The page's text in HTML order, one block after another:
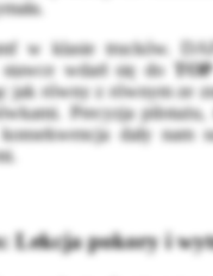
w klasie trucków.
wdarł się do
jak równy z równym ze
Precyzja
dały nam
Lekcja pokory i